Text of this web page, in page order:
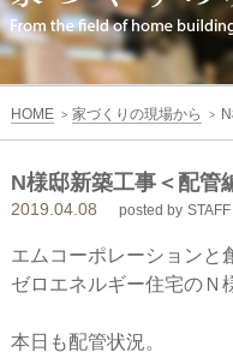
コ
ー
ポ
レ
ー
HOME > 家づくりの現場から >
N様邸新築工事＜配管
2019.04.08 posted by STAFF
エムコーポレーションと
ゼロエネルギー住宅のＮ
本日も配管状況。